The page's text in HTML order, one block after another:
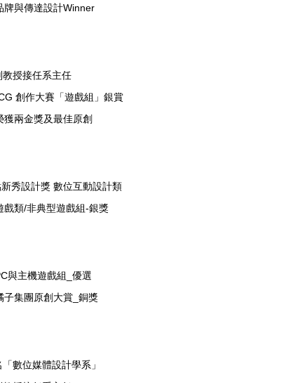
牌與傳達設計Winner
授接任系主任
創作大賽「遊戲組」銀賞
兩金獎及最佳原創
秀設計獎 數位互動設計類
戲類/非典型遊戲組-銀獎
與主機遊戲組_優選
子集團原創大賞_銅獎
數位媒體設計學系」